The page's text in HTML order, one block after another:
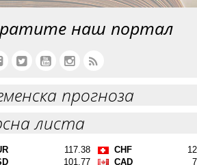
наш портал
прогноза
листа